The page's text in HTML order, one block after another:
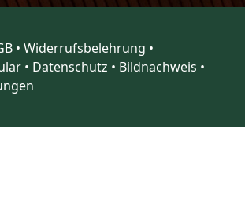
• Widerrufsbelehrung •
• Datenschutz • Bildnachweis •